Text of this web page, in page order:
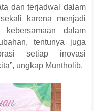
dan terjadwal dalam
karena menjadi
dalam
tentunya juga
setiap inovasi
ungkap Muntholib.